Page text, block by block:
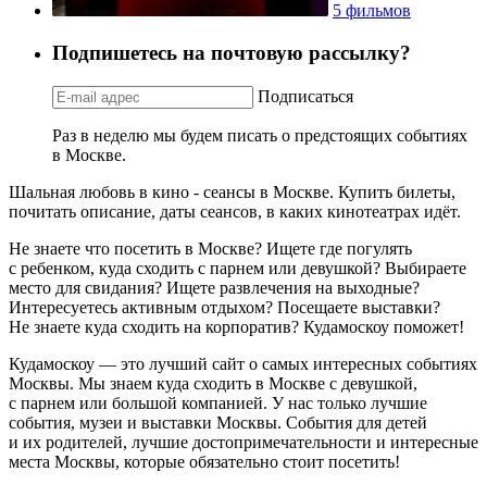
5 фильмов
Подпишетесь на почтовую рассылку?
Подписаться
Раз в неделю мы будем писать о предстоящих событиях
в Москве.
Шальная любовь в кино - сеансы в Москве. Купить билеты,
почитать описание, даты сеансов, в каких кинотеатрах идёт.
Не знаете что посетить в Москве? Ищете где погулять
с ребенком, куда сходить с парнем или девушкой? Выбираете
место для свидания? Ищете развлечения на выходные?
Интересуетесь активным отдыхом? Посещаете выставки?
Не знаете куда сходить на корпоратив? Кудамоскоу поможет!
Кудамоскоу — это лучший сайт о самых интересных событиях
Москвы. Мы знаем куда сходить в Москве с девушкой,
с парнем или большой компанией. У нас только лучшие
события, музеи и выставки Москвы. События для детей
и их родителей, лучшие достопримечательности и интересные
места Москвы, которые обязательно стоит посетить!